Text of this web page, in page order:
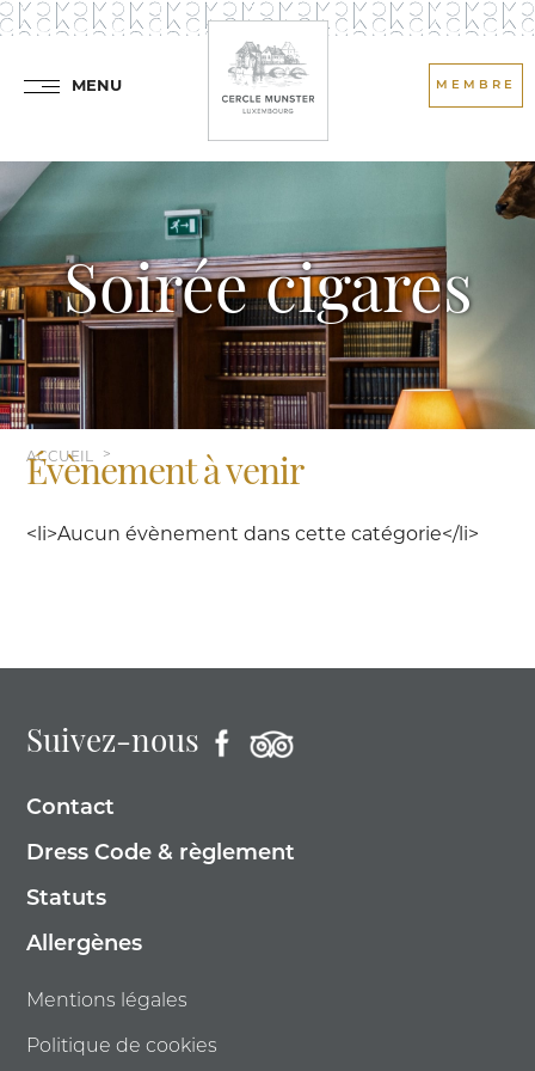
MENU MEMBRE
Soirée cigares
ACCUEIL
Évènement à venir
<li>Aucun évènement dans cette catégorie</li>
Suivez-nous
Contact
Dress Code & règlement
Statuts
Allergènes
Mentions légales
Politique de cookies